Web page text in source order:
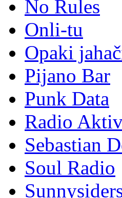
No Rules
Onli-tu
Opaki
Pijano Bar
Punk Data
Radio
Sebastian
Soul Radio